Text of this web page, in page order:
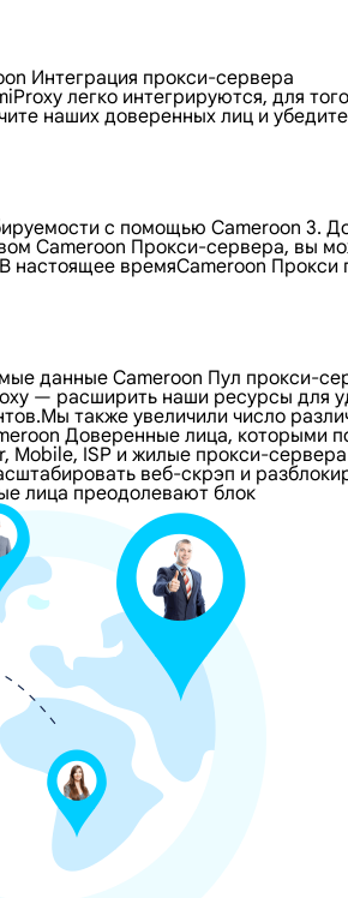
Интеграция прокси-сервера
легко интегрируются, для
наших доверенных лиц и
с помощью Cameroon 3.
Cameroon Прокси-сервера, вы
настоящее времяCameroon
данные Cameroon Пул прокси-
— расширить наши ресурсы для
также увеличили число
Доверенные лица, которыми
Mobile, ISP и жилые прокси-
веб-скрэп и
лица преодолевают блок